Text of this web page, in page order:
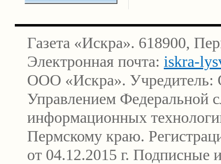
Газета «Искра». 618900,
Электронная почта: iskra-
ООО «Искра». Учредитель:
Управлением Федеральной
информационных
Пермскому краю.
от 04.12.2015 г.